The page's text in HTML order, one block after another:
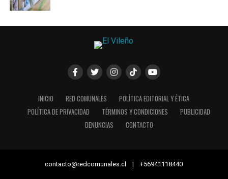
INICIO RED COMUNALES
POLÍTICA EDITORIAL Y ÉTICA
POLÍTICA DE PRIVACIDAD
TÉRMINOS Y CONDICIONES
PUBLICIDAD
DENUNCIAS
CONTACTO
contacto@redcomunales.cl | +56941118440